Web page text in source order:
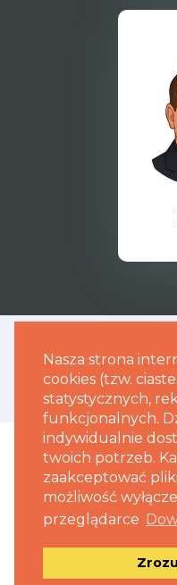
Nasza strona
cookies (tzw.
statystycznych,
funkcjonalnych.
indywidualnie
twoich potrzeb.
zaakceptować
możliwość
przeglądarce
© Aptekarska
Polityka prywatności